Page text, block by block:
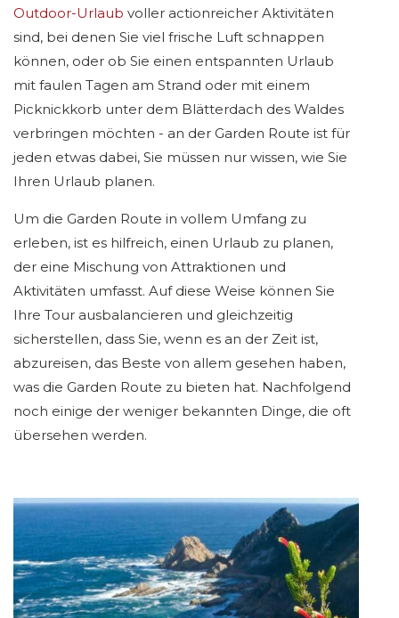
Outdoor-Urlaub voller actionreicher Aktivitäten
sind, bei denen Sie viel frische Luft schnappen
können, oder ob Sie einen entspannten Urlaub
mit faulen Tagen am Strand oder mit einem
Picknickkorb unter dem Blätterdach des Waldes
verbringen möchten - an der Garden Route ist für
jeden etwas dabei, Sie müssen nur wissen, wie Sie
Ihren Urlaub planen.
Um die Garden Route in vollem Umfang zu
erleben, ist es hilfreich, einen Urlaub zu planen,
der eine Mischung von Attraktionen und
Aktivitäten umfasst. Auf diese Weise können Sie
Ihre Tour ausbalancieren und gleichzeitig
sicherstellen, dass Sie, wenn es an der Zeit ist,
abzureisen, das Beste von allem gesehen haben,
was die Garden Route zu bieten hat. Nachfolgend
noch einige der weniger bekannten Dinge, die oft
übersehen werden.